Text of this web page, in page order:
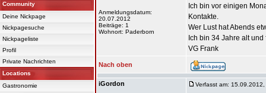
Community
Deine Nickpage
Nickpagesuche
Nickpageliste
Profil
Private Nachrichten
Locations
Gastronomie
Anmeldungsdatum:
20.07.2012
Beiträge: 1
Wohnort: Paderborn
Ich bin vor einigen
Kontakte.
Wer Lust hat Abends
Ich bin 34 Jahre alt
VG Frank
Nach oben
iGordon Verfasst am: